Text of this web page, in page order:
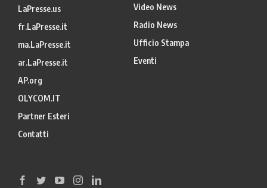
LaPresse.us
fr.LaPresse.it
ma.LaPresse.it
ar.LaPresse.it
AP.org
OLYCOM.IT
Partner Esteri
Contatti
Video News
Radio News
Ufficio Stampa
Eventi